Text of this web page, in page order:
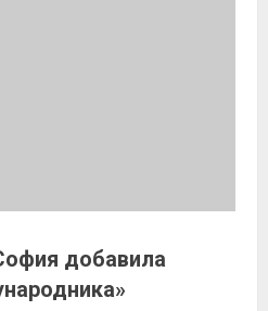
добавила